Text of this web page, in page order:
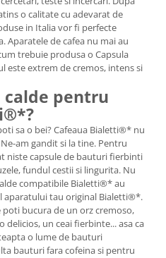
o calitate cu adevarat de
in Italia vor fi perfecte
Aparatele de cafea nu mai au
trebuie produsa o Capsula
este extrem de cremos, intens si
calde pentru
sa o bei? Cafeaua Bialetti®* nu
am gandit si la tine. Pentru
niste capsule de bauturi fierbinti
fundul cestii si lingurita. Nu
compatibile Bialetti®* au
aparatului tau original Bialetti®*.
poti bucura de un orz cremoso,
delicios, un ceai fierbinte... asa ca
o lume de bauturi
bauturi fara cofeina si pentru